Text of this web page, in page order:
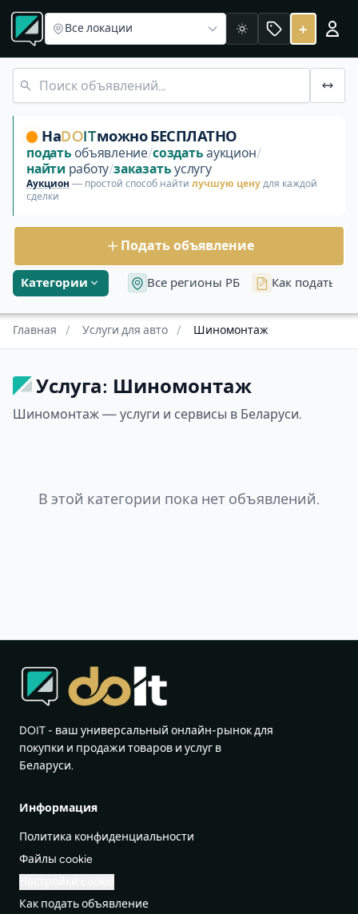
Услуга: Шиномонтаж
Шиномонтаж — услуги и сервисы в Беларуси. Пока нет
Все локации Светлая +
Категории Все регионы РБ Как подать
НаDOITможно БЕСПЛАТНО
подать объявление/создать аукцион/
найти работу/заказать услугу
Аукцион — простой способ найти лучшую цену для каждой
сделки
Подать объявление
Главная / Услуги для авто / Шиномонтаж
Услуга: Шиномонтаж
Шиномонтаж — услуги и сервисы в Беларуси.
В этой категории пока нет объявлений.
DOIT - ваш универсальный онлайн-рынок для
покупки и продажи товаров и услуг в
Беларуси.
Информация
Политика конфиденциальности
Файлы cookie
Как подать объявление